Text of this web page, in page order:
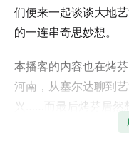
们便来一起谈谈大地
的一连串奇思妙想。
本播客的内容也在烤
河南，从塞尔达聊到
兴……而最后烤芬居然